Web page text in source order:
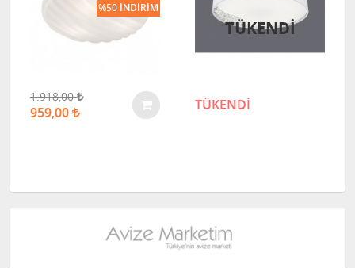
1.918,00
959,00
%50 İNDIRIM
TÜKENDİ
TÜKENDİ